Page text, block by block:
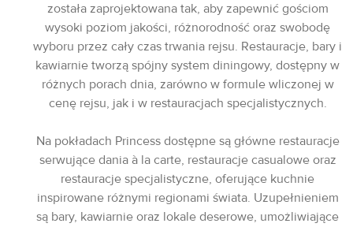
została zaprojektowana tak, aby zapewnić gościom
wysoki poziom jakości, różnorodność oraz swobodę
wyboru przez cały czas trwania rejsu. Restauracje, bary i
kawiarnie tworzą spójny system diningowy, dostępny w
różnych porach dnia, zarówno w formule wliczonej w
cenę rejsu, jak i w restauracjach specjalistycznych.
Na pokładach Princess dostępne są główne restauracje
serwujące dania à la carte, restauracje casualowe oraz
restauracje specjalistyczne, oferujące kuchnie
inspirowane różnymi regionami świata. Uzupełnieniem
są bary, kawiarnie oraz lokale deserowe, umożliwiające